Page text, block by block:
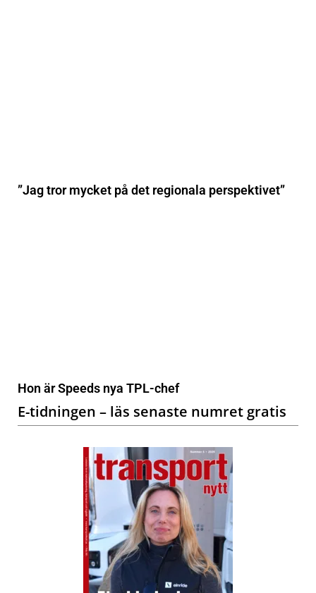
”Jag tror mycket på det regionala perspektivet”
Hon är Speeds nya TPL-chef
E-tidningen – läs senaste numret gratis